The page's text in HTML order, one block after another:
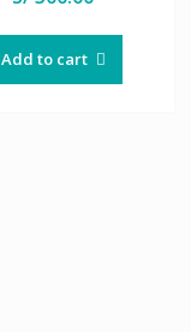
Add to cart